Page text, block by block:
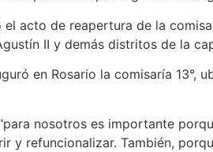
acto de reapertura de la
II y demás distritos de la
en Rosario la comisaría
nosotros es importante
y refuncionalizar. También,